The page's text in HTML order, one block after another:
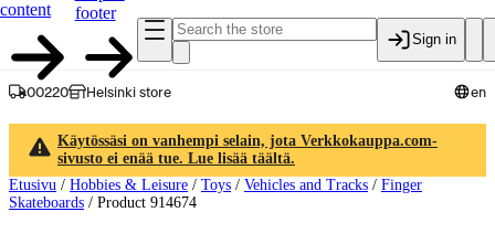
content
footer
Sign in
00220 Helsinki store en
Käytössäsi on vanhempi selain, jota Verkkokauppa.com-
sivusto ei enää tue. Lue lisää täältä.
Etusivu / Hobbies & Leisure / Toys / Vehicles and Tracks / Finger
Skateboards / Product 914674